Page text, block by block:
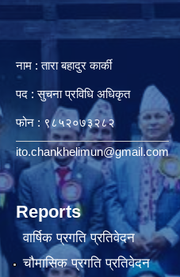
नाम : तारा बहादुर कार्की
पद : सुचना प्रविधि अधिकृत
फोन : ९८५२०७३२८२
ito.chankhelimun@gmail.com
Reports
वार्षिक प्रगति प्रतिवेदन
चौमासिक प्रगति प्रतिवेदन